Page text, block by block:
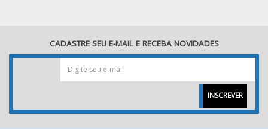
CADASTRE SEU E-MAIL E RECEBA NOVIDADES
INSCREVER